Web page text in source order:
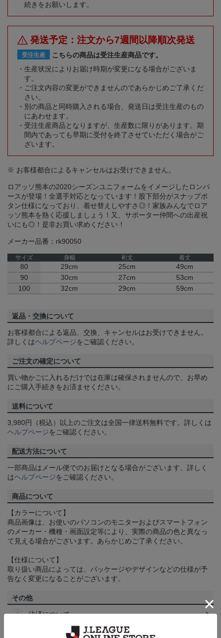
続きをお願いします。
発送予定：注文から7週間以降順次発送
受注生産
こちらの商品は受注生産商品です。
生産状況によりお届け時期が変更になる場合がございま
す。
ご注文内容の変更ができませんのであらかじめご了承くだ
さい。
別の商品と同時購入される場合、発送日は受注生産のもの
にあわせます。
受注生産商品となりますが、生産数に限りがあります。期
間内であっても早期に受付を終了させていただく場合がご
ざいます。
※ お客様都合によるキャンセルはお受けできません。
ロアッソ熊本の2020シーズンユニフォームをイメージしたロンパ
ースが登場！全選手対応となっています！股下部分がスナップボ
タン仕様になっており、着せ替えしやすさ◎！家族みんなでロア
ッソ熊本を熱く応援しましょう！又、サポーター仲間への出産祝
いにも◎！是非お買い求めください！
メーカー品番：rk90050
サイズ 身幅 裄丈 着丈
80 29cm 25cm
49cm
90
30cm 27cm
53cm
100
32cm 29cm 59cm
返品・交換について
お客様都合による返品、交換、キャンセルはお受けできません。
詳しくはヘルプページをご確認ください。
ご注文の確定について
買い物かごに入れるだけでは在庫は確保されませんので、お早め
にご購入手続きをお済ませください。
送料について
3,980円（税込）以上のご注文は全国一律送料無料です。詳しくは
ヘルプページをご確認ください。
配送方法について
一部商品はメール便でのお届けとなる場合がございます。詳しく
はヘルプページをご確認ください。
商品について
【カラーについて】
商品画像は、お使いのパソコンのモニターおよびスマートフォン
のメーカー・機種・画面設定等により、実際の商品の色と異なっ
て見える場合がございます。あらかじめご了承ください。
【仕様について】
取り扱い商品によっては、パッケージやデザインなどの仕様が予
告なく変更になることがございます。
その他
決済について
ギフト対応について